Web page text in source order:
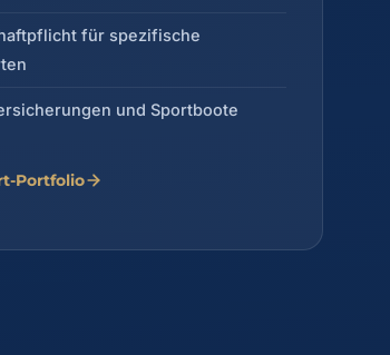
für spezifische
und Sportboote
Portfolio